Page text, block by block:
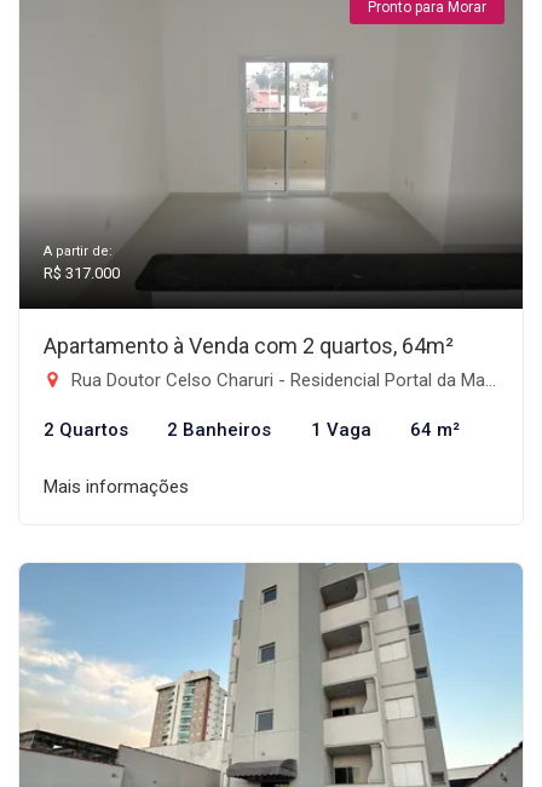
Pronto para Morar
A partir de:
R$ 317.000
Apartamento à Venda com 2 quartos, 64m²
Rua Doutor Celso Charuri - Residencial Portal da Mantiqueira, Taubaté-SP
2 Quartos 2 Banheiros 1 Vaga 64 m²
Mais informações